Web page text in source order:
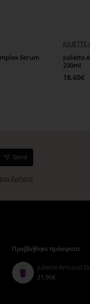
Serum
Juliette
230ml
18,60€
Send
Χρήσης
Προβλήθηκε πρόσφατα
21,90€